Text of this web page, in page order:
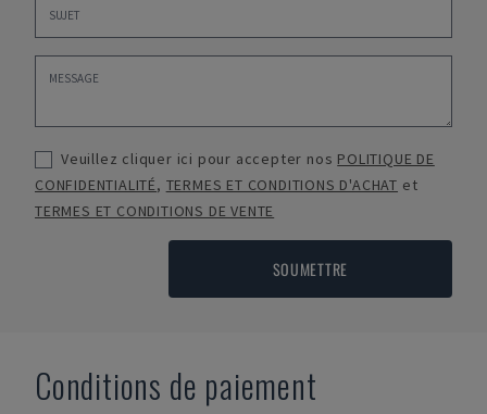
Veuillez cliquer ici pour accepter nos POLITIQUE DE
CONFIDENTIALITÉ, TERMES ET CONDITIONS D'ACHAT et
TERMES ET CONDITIONS DE VENTE
SOUMETTRE
Conditions de paiement